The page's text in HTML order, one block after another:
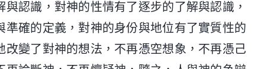
認識，對神的性情有了逐步的了解與認識，
確的定義，對神的身份與地位有了實質性的
變了對神的想法，不再憑空想象，不再憑己